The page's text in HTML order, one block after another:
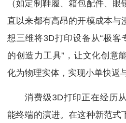
（如定制鞋履、箱包配件、
直以来都有高昂的开模成本与
想三维将3D打印设备从“极客
的创造力工具”，让文化创意
化为物理实体，实现小单快返
消费级3D打印正在经历
能终端的演进。在这种新范式